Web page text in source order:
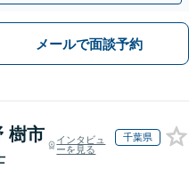
メールで面談予約
樹市
インタビュ
ーを見る
千葉県